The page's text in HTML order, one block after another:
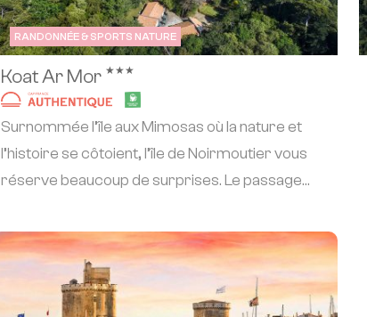
RANDONNÉE & SPORTS NATURE
Koat Ar Mor ★★★
Surnommée l’île aux Mimosas où la nature et
l’histoire se côtoient, l’île de Noirmoutier vous
réserve beaucoup de surprises. Le passage